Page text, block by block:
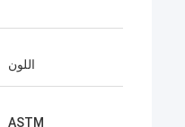
اللون
ASTM